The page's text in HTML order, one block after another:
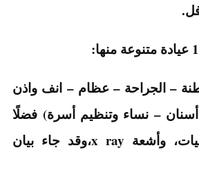
– 2 باطنة – الجراحة – عظام – انف واذن
– نساء وتنظيم أسرة) فضلًا
عن معمل طفيليات، وأشعة x ray،وقد جاء بيان